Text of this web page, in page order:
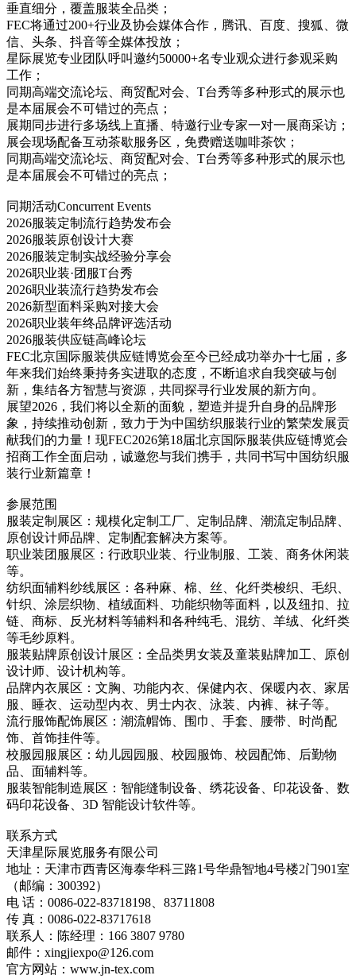
垂直细分，覆盖服装全品类；
FEC将通过200+行业及协会媒体合作，腾讯、百度、搜狐、微
信、头条、抖音等全媒体投放；
星际展览专业团队呼叫邀约50000+名专业观众进行参观采购
工作；
同期高端交流论坛、商贸配对会、T台秀等多种形式的展示也
是本届展会不可错过的亮点；
展期同步进行多场线上直播、特邀行业专家一对一展商采访；
展会现场配备互动茶歇服务区，免费赠送咖啡茶饮；
同期高端交流论坛、商贸配对会、T台秀等多种形式的展示也
是本届展会不可错过的亮点；
同期活动Concurrent Events
2026服装定制流行趋势发布会
2026服装原创设计大赛
2026服装定制实战经验分享会
2026职业装·团服T台秀
2026职业装流行趋势发布会
2026新型面料采购对接大会
2026职业装年终品牌评选活动
2026服装供应链高峰论坛
FEC北京国际服装供应链博览会至今已经成功举办十七届，多
年来我们始终秉持务实进取的态度，不断追求自我突破与创
新，集结各方智慧与资源，共同探寻行业发展的新方向。
展望2026，我们将以全新的面貌，塑造并提升自身的品牌形
象，持续推动创新，致力于为中国纺织服装行业的繁荣发展贡
献我们的力量！现FEC2026第18届北京国际服装供应链博览会
招商工作全面启动，诚邀您与我们携手，共同书写中国纺织服
装行业新篇章！
参展范围
服装定制展区：规模化定制工厂、定制品牌、潮流定制品牌、
原创设计师品牌、定制配套解决方案等。
职业装团服展区：行政职业装、行业制服、工装、商务休闲装
等。
纺织面辅料纱线展区：各种麻、棉、丝、化纤类梭织、毛织、
针织、涂层织物、植绒面料、功能织物等面料，以及纽扣、拉
链、商标、反光材料等辅料和各种纯毛、混纺、羊绒、化纤类
等毛纱原料。
服装贴牌原创设计展区：全品类男女装及童装贴牌加工、原创
设计师、设计机构等。
品牌内衣展区：文胸、功能内衣、保健内衣、保暖内衣、家居
服、睡衣、运动型内衣、男士内衣、泳装、内裤、袜子等。
流行服饰配饰展区：潮流帽饰、围巾、手套、腰带、时尚配
饰、首饰挂件等。
校服园服展区：幼儿园园服、校园服饰、校园配饰、后勤物
品、面辅料等。
服装智能制造展区：智能缝制设备、绣花设备、印花设备、数
码印花设备、3D 智能设计软件等。
联系方式
天津星际展览服务有限公司
地址：天津市西青区海泰华科三路1号华鼎智地4号楼2门901室
（邮编：300392）
电 话：0086-022-83718198、83711808
传 真：0086-022-83717618
联系人：陈经理：166 3807 9780
邮件：xingjiexpo@126.com
官方网站：www.jn-tex.com